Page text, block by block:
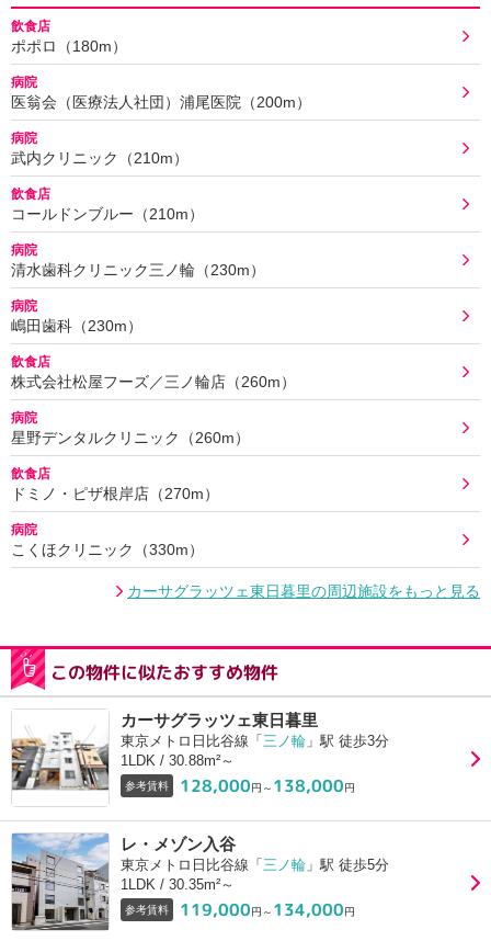
飲食店
ポポロ（180m）
病院
医翁会（医療法人社団）浦尾医院（200m）
病院
武内クリニック（210m）
飲食店
コールドンブルー（210m）
病院
清水歯科クリニック三ノ輪（230m）
病院
嶋田歯科（230m）
飲食店
株式会社松屋フーズ／三ノ輪店（260m）
病院
星野デンタルクリニック（260m）
飲食店
ドミノ・ピザ根岸店（270m）
病院
こくほクリニック（330m）
カーサグラッツェ東日暮里の周辺施設をもっと見る
この物件に似たおすすめ物件
カーサグラッツェ東日暮里
東京メトロ日比谷線「 三ノ輪 」駅 徒歩3分
1LDK / 30.88m²～
参考賃料 128,000円～ 138,000円
レ・メゾン入谷
東京メトロ日比谷線「 三ノ輪 」駅 徒歩5分
1LDK / 30.35m²～
参考賃料 119,000円～ 134,000円